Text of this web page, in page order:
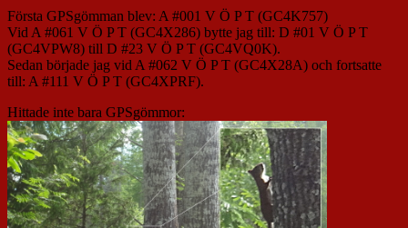
Första GPSgömman blev: A #001 V Ö P T (GC4K757)
Vid A #061 V Ö P T (GC4X286) bytte jag till: D #01 V Ö P T
(GC4VPW8) till D #23 V Ö P T (GC4VQ0K).
Sedan började jag vid A #062 V Ö P T (GC4X28A) och fortsatte
till: A #111 V Ö P T (GC4XPRF).
Hittade inte bara GPSgömmor: